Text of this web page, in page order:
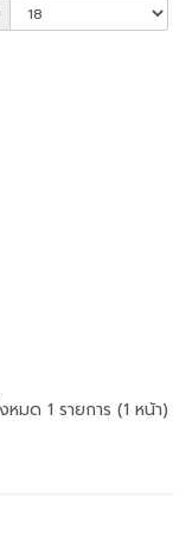
มด 1 รายการ (1 หน้า)